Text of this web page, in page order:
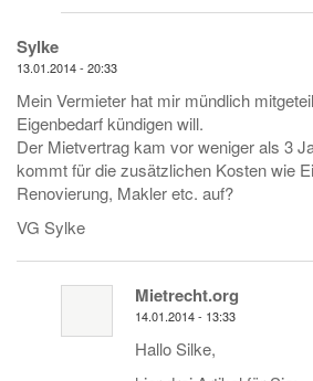
Sylke
13.01.2014 - 20:33
Mein Vermieter hat mir mündlich
Eigenbedarf kündigen will.
Der Mietvertrag kam vor weniger als 3
kommt für die zusätzlichen Kosten wie
Renovierung, Makler etc. auf?
VG Sylke
Mietrecht.org
14.01.2014 - 13:33
Hallo Silke,